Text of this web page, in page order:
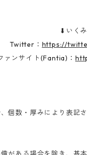
⬇︎いく
Twitter： https://
ァンサイト(Fantia)：
個数・厚みにより表記